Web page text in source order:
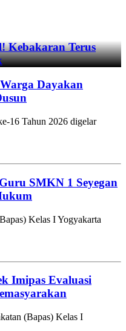
Kebakaran Terus
Dayakan
16 Tahun 2026 digelar
SMKN 1 Seyegan
Kelas I Yogyakarta
Imipas Evaluasi
(Bapas) Kelas I